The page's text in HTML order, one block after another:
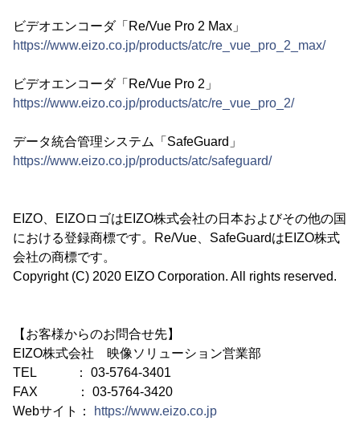
ビデオエンコーダ「Re/Vue Pro 2 Max」
https://www.eizo.co.jp/products/atc/re_vue_pro_2_max/
ビデオエンコーダ「Re/Vue Pro 2」
https://www.eizo.co.jp/products/atc/re_vue_pro_2/
データ統合管理システム「SafeGuard」
https://www.eizo.co.jp/products/atc/safeguard/
EIZO、EIZOロゴはEIZO株式会社の日本およびその他の国
における登録商標です。Re/Vue、SafeGuardはEIZO株式
会社の商標です。
Copyright (C) 2020 EIZO Corporation. All rights reserved.
【お客様からのお問合せ先】
EIZO株式会社 映像ソリューション営業部
TEL ： 03-5764-3401
FAX ： 03-5764-3420
Webサイト：
https://www.eizo.co.jp